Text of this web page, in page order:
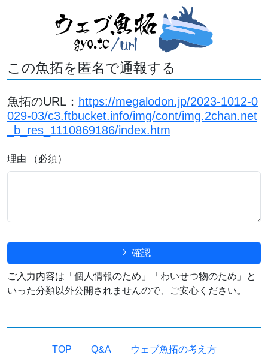
この魚拓を匿名で通報する
魚拓のURL： https://megalodon.jp/2023-1012-0
029-03/c3.ftbucket.info/img/cont/img.2chan.net
_b_res_1110869186/index.htm
理由 （必須）
確認
ご入力内容は「個人情報のため」「わいせつ物のため」と
いった分類以外公開されませんので、ご安心ください。
TOP Q&A ウェブ魚拓の考え方